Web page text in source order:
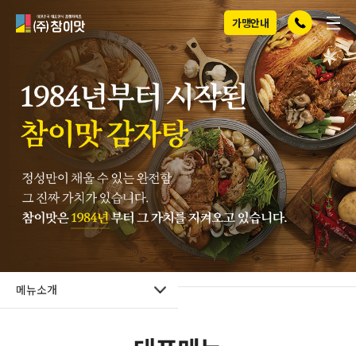
(주)참이맛 전화걸기
메
가맹안내
메뉴소개